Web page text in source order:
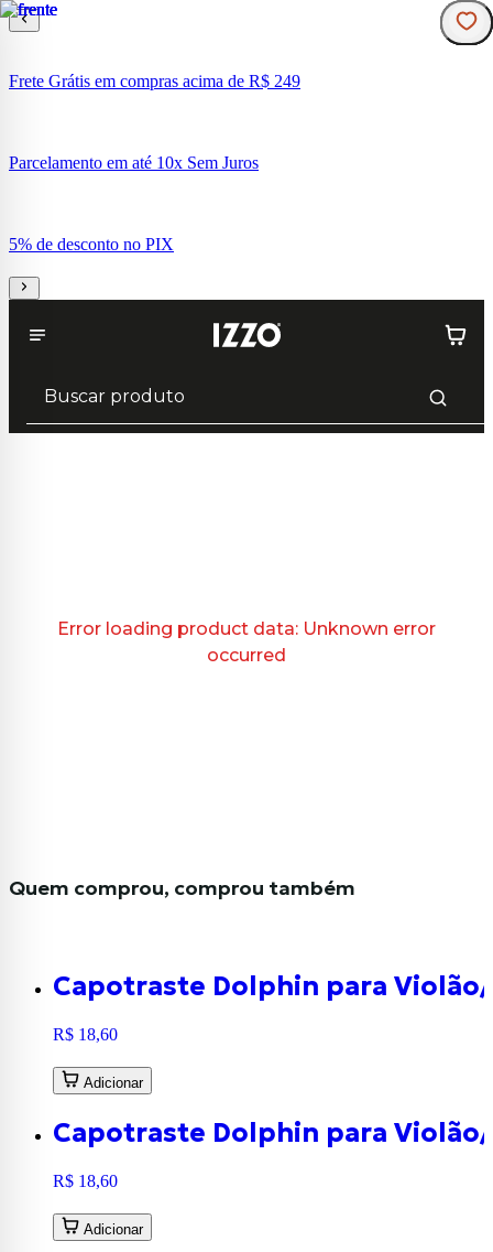
Frete Grátis em compras acima de R$ 249
Parcelamento em até 10x Sem Juros
5% de desconto no PIX
Error loading product data: Unknown error
occurred
Quem comprou, comprou também
Capotraste Dolphin para
R$ 18,60
Adicionar
Capotraste Dolphin para
R$ 18,60
Adicionar